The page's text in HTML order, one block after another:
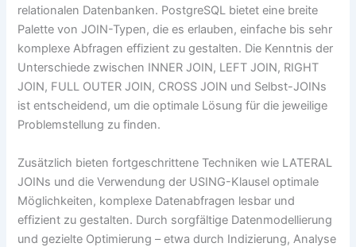
relationalen Datenbanken. PostgreSQL bietet eine breite
Palette von JOIN-Typen, die es erlauben, einfache bis sehr
komplexe Abfragen effizient zu gestalten. Die Kenntnis der
Unterschiede zwischen INNER JOIN, LEFT JOIN, RIGHT
JOIN, FULL OUTER JOIN, CROSS JOIN und Selbst-JOINs
ist entscheidend, um die optimale Lösung für die jeweilige
Problemstellung zu finden.
Zusätzlich bieten fortgeschrittene Techniken wie LATERAL
JOINs und die Verwendung der USING-Klausel optimale
Möglichkeiten, komplexe Datenabfragen lesbar und
effizient zu gestalten. Durch sorgfältige Datenmodellierung
und gezielte Optimierung – etwa durch Indizierung, Analyse